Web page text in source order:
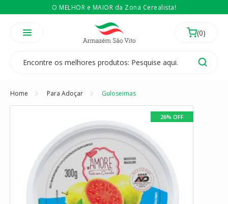
O MELHOR e MAIOR da Zona Cerealista!
Temos 3 lojas físicas na Zona Cerealista de São Paulo!
É revendedor? EntãoCompre no atacado
Home Para Adoçar Guloseimas
26% OFF